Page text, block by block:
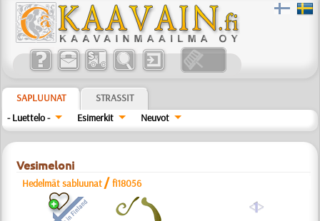
SAPLUUNAT
STRASSIT
- Luettelo -
Esimerkit Neuvot
Vesimeloni
Hedelmät sabluunat /fi18056
a